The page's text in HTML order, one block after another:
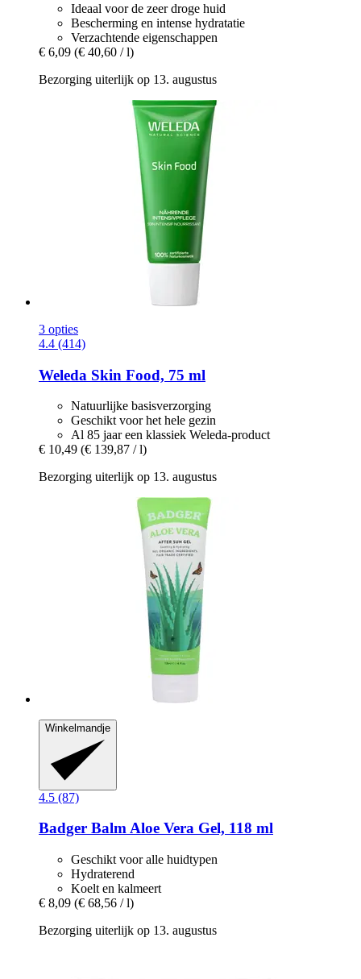
Ideaal voor de zeer droge huid
Bescherming en intense hydratatie
Verzachtende eigenschappen
€ 6,09 (€ 40,60 / l)
Bezorging uiterlijk op 13. augustus
3 opties
4.4 (414)
Weleda Skin Food, 75 ml
Natuurlijke basisverzorging
Geschikt voor het hele gezin
Al 85 jaar een klassiek Weleda-product
€ 10,49 (€ 139,87 / l)
Bezorging uiterlijk op 13. augustus
Winkelmandje
4.5 (87)
Badger BalmAloe Vera Gel, 118 ml
Geschikt voor alle huidtypen
Hydraterend
Koelt en kalmeert
€ 8,09 (€ 68,56 / l)
Bezorging uiterlijk op 13. augustus